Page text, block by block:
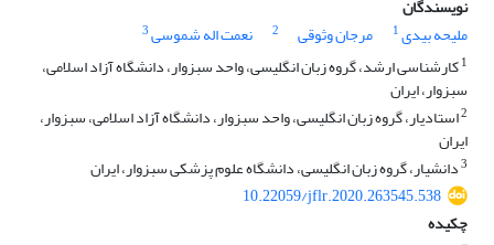
نویسندگان
ملیحه بیدی1 مرجان وثوقی 2 نعمت اله شموسی3
1کارشناسی ارشد، گروه زبان انگلیسی، واحد سبزوار، داﻧﺸﮕﺎه آزاد اسلامی،
سبزوار، ایران
2اﺳﺘﺎدﻳﺎر، ﮔﺮوه زبان انگلیسی، واحد ﺳﺒﺰوار، داﻧﺸﮕﺎه آزاد اسلامی، ﺳﺒﺰوار،
اﻳﺮان
3دانشیار، گروه زبان انگلیسی، دانشگاه علوم پزشکی سبزوار، ایران
10.22059/jflr.2020.263545.538
چکیده